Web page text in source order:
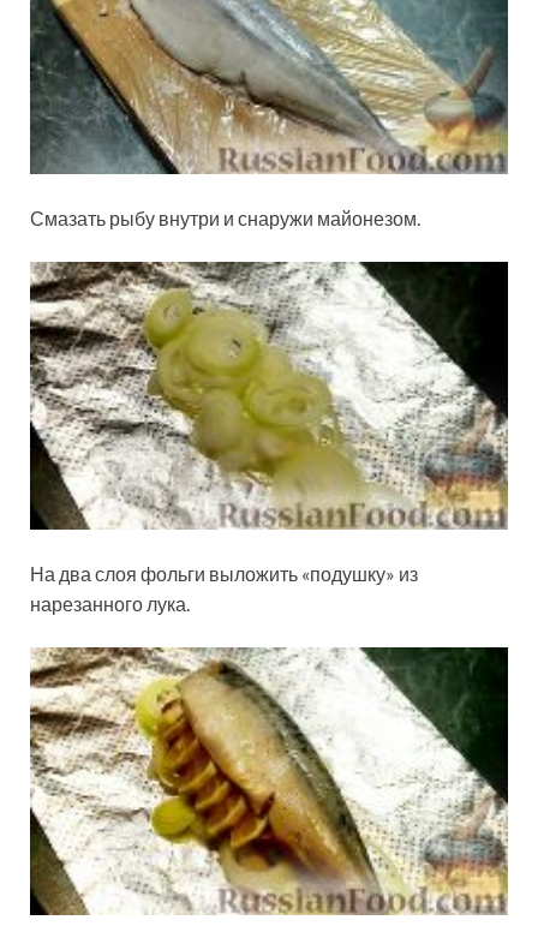
Смазать рыбу внутри и снаружи майонезом.
На два слоя фольги выложить «подушку» из
нарезанного лука.